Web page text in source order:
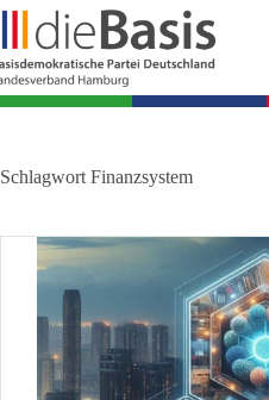
Zum
Inhalt
springen
Schlagwort Finanzsystem